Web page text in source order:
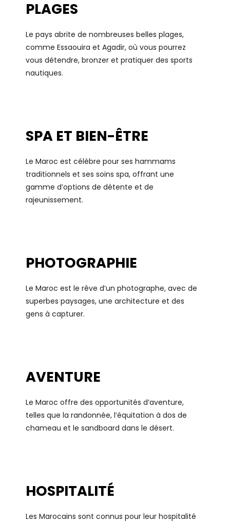
PLAGES
Le pays abrite de nombreuses belles plages,
comme Essaouira et Agadir, où vous pourrez
vous détendre, bronzer et pratiquer des sports
nautiques.
SPA ET BIEN-ÊTRE
Le Maroc est célèbre pour ses hammams
traditionnels et ses soins spa, offrant une
gamme d’options de détente et de
rajeunissement.
PHOTOGRAPHIE
Le Maroc est le rêve d’un photographe, avec de
superbes paysages, une architecture et des
gens à capturer.
AVENTURE
Le Maroc offre des opportunités d’aventure,
telles que la randonnée, l’équitation à dos de
chameau et le sandboard dans le désert.
HOSPITALITÉ
Les Marocains sont connus pour leur hospitalité